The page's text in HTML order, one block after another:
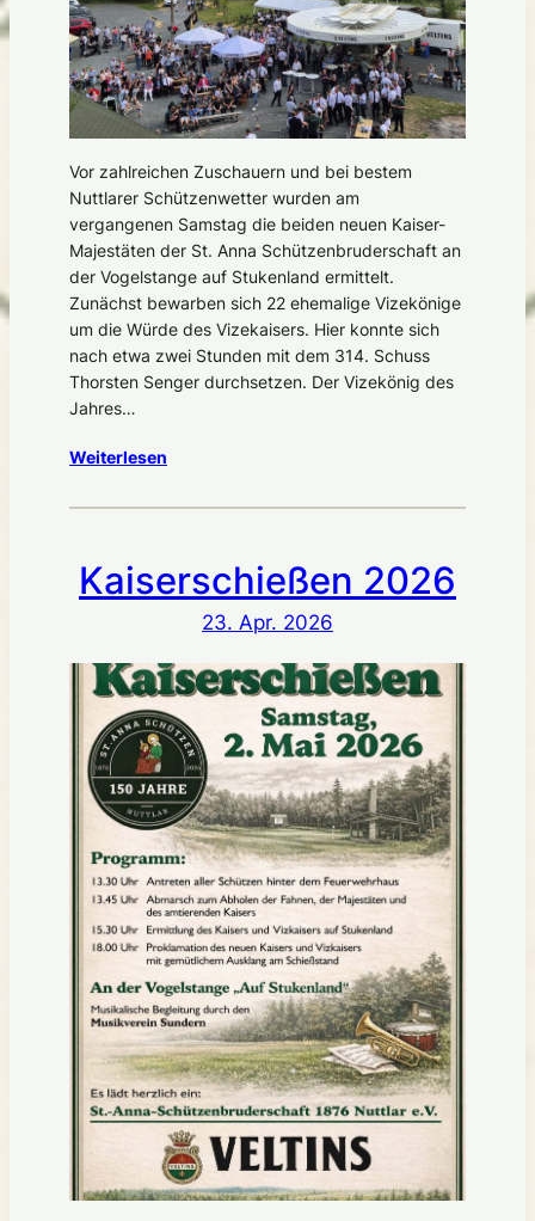
Vor zahlreichen Zuschauern und bei bestem
Nuttlarer Schützenwetter wurden am
vergangenen Samstag die beiden neuen Kaiser-
Majestäten der St. Anna Schützenbruderschaft an
der Vogelstange auf Stukenland ermittelt.
Zunächst bewarben sich 22 ehemalige Vizekönige
um die Würde des Vizekaisers. Hier konnte sich
nach etwa zwei Stunden mit dem 314. Schuss
Thorsten Senger durchsetzen. Der Vizekönig des
Jahres…
Weiterlesen
Kaiserschießen 2026
23. Apr. 2026